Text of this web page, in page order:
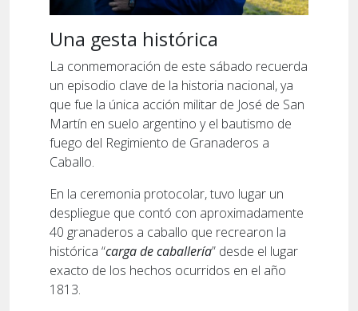
Una gesta histórica
La conmemoración de este sábado recuerda
un episodio clave de la historia nacional, ya
que fue la única acción militar de José de San
Martín en suelo argentino y el bautismo de
fuego del Regimiento de Granaderos a
Caballo.
En la ceremonia protocolar, tuvo lugar un
despliegue que contó con aproximadamente
40 granaderos a caballo que recrearon la
histórica “carga de caballería” desde el lugar
exacto de los hechos ocurridos en el año
1813.